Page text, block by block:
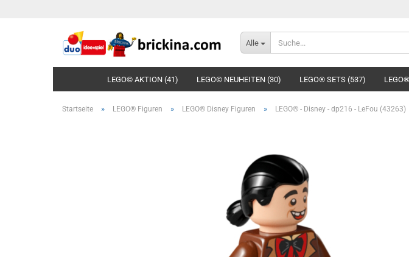
Alle
LEGO© AKTION (41) LEGO© NEUHEITEN (30) LEGO® SETS (537)
Startseite » LEGO® Figuren » LEGO® Disney Figuren » LEGO® - Disney - dp216 - LeFou (43263)